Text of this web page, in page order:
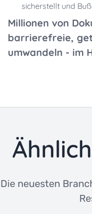
sicherstellt und
Millionen von
barrierefreie,
umwandeln - im
Die neuesten